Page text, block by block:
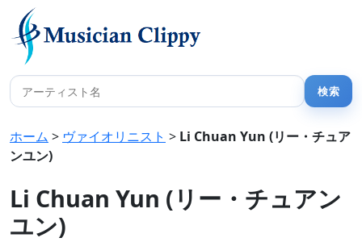
ホーム > ヴァイオリニスト > Li Chuan Yun (リー・チュア
ンユン)
Li Chuan Yun (リー・チュアン
ユン)